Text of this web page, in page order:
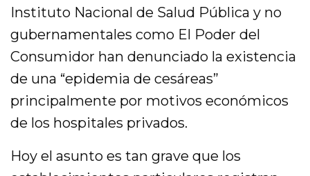
Instituto Nacional de Salud Pública y no
gubernamentales como El Poder del
Consumidor han denunciado la existencia
de una “epidemia de cesáreas”
principalmente por motivos económicos
de los hospitales privados.
Hoy el asunto es tan grave que los